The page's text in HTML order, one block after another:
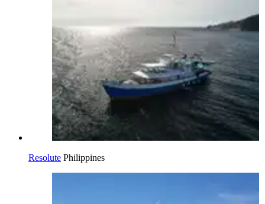
Resolute Philippines